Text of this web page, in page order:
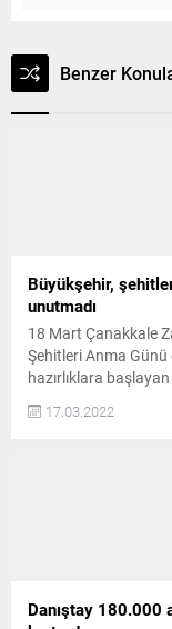
Benzer
Büyükşehir,
unutmadı
18 Mart Çanakkale
Şehitleri Anma Günü
hazırlıklara başlayan
Tekirdağ Büyükşehir
Belediyesi şehitlerini
tarafından
“BU VATAN İÇİN
17.03.2022
Danıştay 180.000